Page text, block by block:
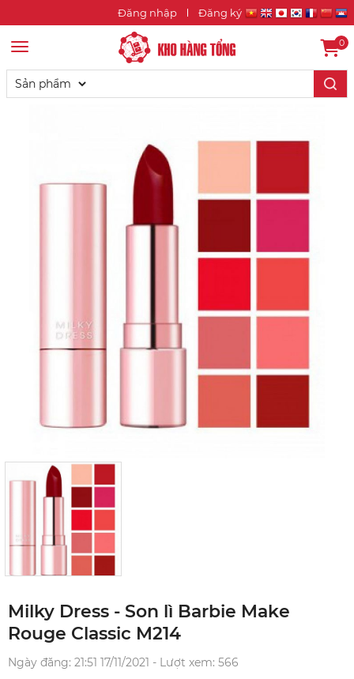
Đăng nhập Đăng ký
0
Milky Dress - Son lì Barbie Make
Rouge Classic M214
Ngày đăng: 21:51 17/11/2021 - Lượt xem: 566